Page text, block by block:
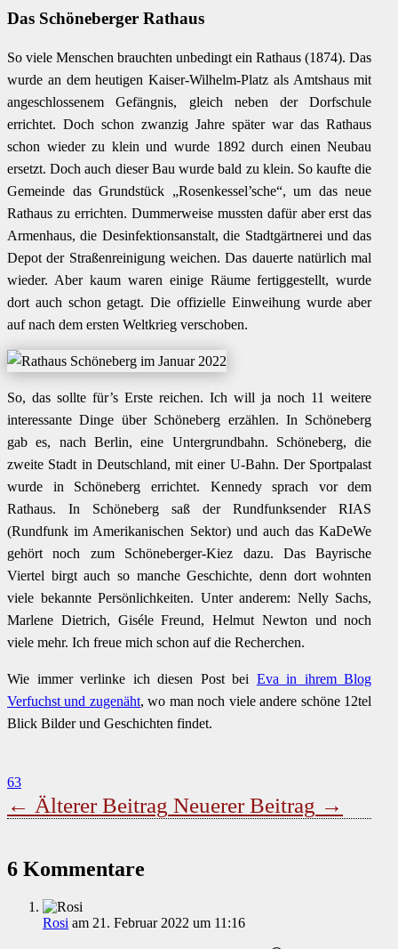
Das Schöneberger Rathaus
So viele Menschen brauchten unbedingt ein Rathaus (1874). Das
wurde an dem heutigen Kaiser-Wilhelm-Platz als Amtshaus mit
angeschlossenem Gefängnis, gleich neben der Dorfschule
errichtet. Doch schon zwanzig Jahre später war das Rathaus
schon wieder zu klein und wurde 1892 durch einen Neubau
ersetzt. Doch auch dieser Bau wurde bald zu klein. So kaufte die
Gemeinde das Grundstück „Rosenkessel’sche“, um das neue
Rathaus zu errichten. Dummerweise mussten dafür aber erst das
Armenhaus, die Desinfektionsanstalt, die Stadtgärtnerei und das
Depot der Straßenreinigung weichen. Das dauerte natürlich mal
wieder. Aber kaum waren einige Räume fertiggestellt, wurde
dort auch schon getagt. Die offizielle Einweihung wurde aber
auf nach dem ersten Weltkrieg verschoben.
So, das sollte für’s Erste reichen. Ich will ja noch 11 weitere
interessante Dinge über Schöneberg erzählen. In Schöneberg
gab es, nach Berlin, eine Untergrundbahn. Schöneberg, die
zweite Stadt in Deutschland, mit einer U-Bahn. Der Sportpalast
wurde in Schöneberg errichtet. Kennedy sprach vor dem
Rathaus. In Schöneberg saß der Rundfunksender RIAS
(Rundfunk im Amerikanischen Sektor) und auch das KaDeWe
gehört noch zum Schöneberger-Kiez dazu. Das Bayrische
Viertel birgt auch so manche Geschichte, denn dort wohnten
viele bekannte Persönlichkeiten. Unter anderem: Nelly Sachs,
Marlene Dietrich, Giséle Freund, Helmut Newton und noch
viele mehr. Ich freue mich schon auf die Recherchen.
Wie immer verlinke ich diesen Post bei Eva in ihrem Blog
Verfuchst und zugenäht, wo man noch viele andere schöne 12tel
Blick Bilder und Geschichten findet.
63
← Älterer Beitrag Neuerer Beitrag →
6 Kommentare
Rosi am 21. Februar 2022 um 11:16